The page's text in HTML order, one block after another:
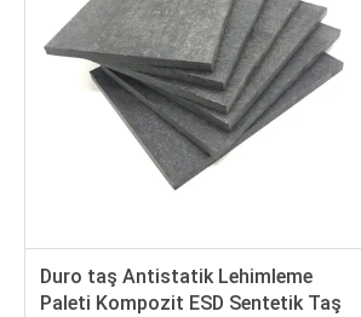
Duro taş Antistatik Lehimleme
Paleti Kompozit ESD Sentetik Taş